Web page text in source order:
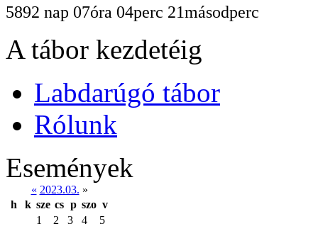
5892 nap 07óra 04perc 22másodperc
A tábor kezdetéig
Labdarúgó tábor
Rólunk
Események
« 2023.03. »
h
k sze cs p szo v
1
2 3 4
5